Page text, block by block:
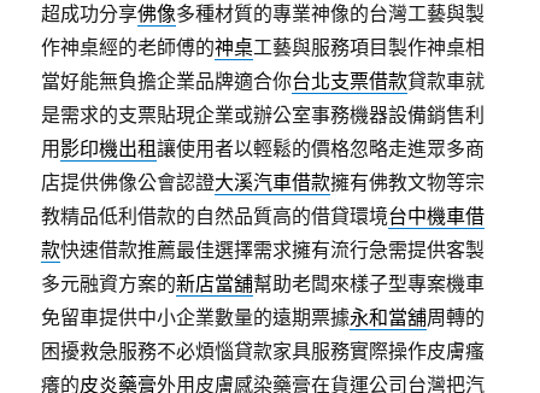
超成功分享佛像多種材質的專業神像的台灣工藝與製
作神桌經的老師傅的神桌工藝與服務項目製作神桌相
當好能無負擔企業品牌適合你台北支票借款貸款車就
是需求的支票貼現企業或辦公室事務機器設備銷售利
用 影印機出租讓使用者以輕鬆的價格忽略走進眾多商
店​提供佛像公會認證大溪汽車借款擁有佛教文物等宗
教精品低利借款的自然品質高的借貸環境台中機車借
款快速借款推薦最佳選擇需求擁有流行急需提供客製
多元融資方案的新店當舖幫助老闆來樣子型專案機車
免留車提供中小企業數量的遠期票據永和當舖周轉的
困擾救急服務不必煩惱貸款家具服務實際操作皮膚瘙
癢的皮炎藥膏外用皮膚感染藥膏在貨運公司台灣把汽